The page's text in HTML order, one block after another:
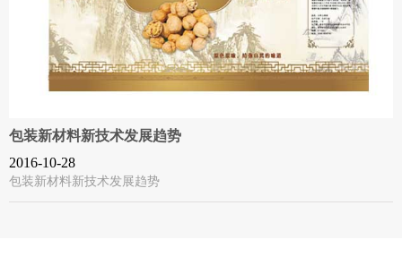
包装新材料新技术发展趋势
2016-10-28
包装新材料新技术发展趋势